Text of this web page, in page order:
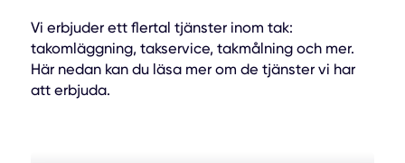
Vi erbjuder ett flertal tjänster inom tak:
takomläggning, takservice, takmålning och mer.
Här nedan kan du läsa mer om de tjänster vi har
att erbjuda.